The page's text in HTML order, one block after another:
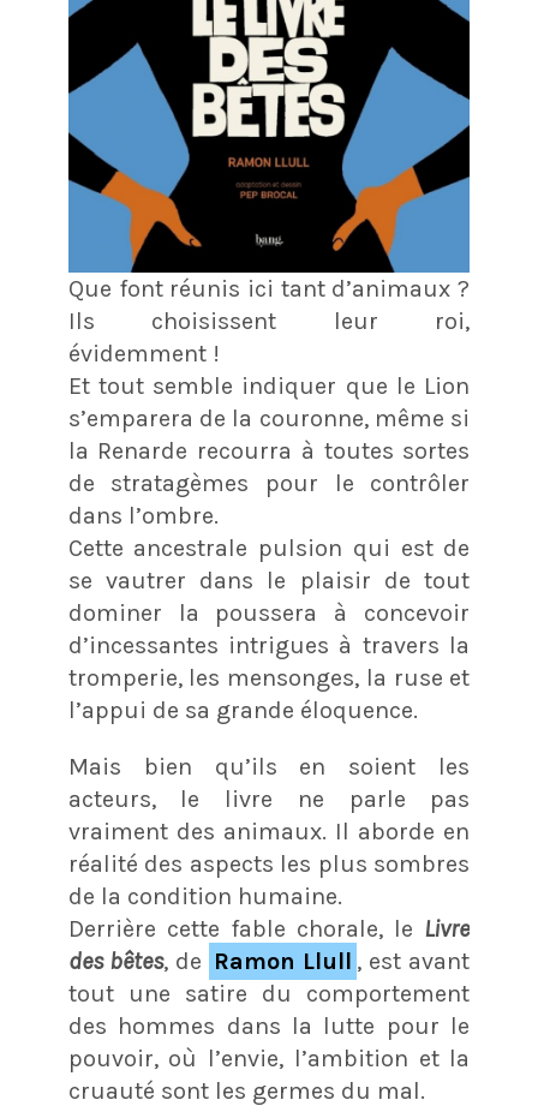
Que font réunis ici tant d’animaux ?
Ils choisissent leur roi,
évidemment !
Et tout semble indiquer que le Lion
s’emparera de la couronne, même si
la Renarde recourra à toutes sortes
de stratagèmes pour le contrôler
dans l’ombre.
Cette ancestrale pulsion qui est de
se vautrer dans le plaisir de tout
dominer la poussera à concevoir
d’incessantes intrigues à travers la
tromperie, les mensonges, la ruse et
l’appui de sa grande éloquence.
Mais bien qu’ils en soient les
acteurs, le livre ne parle pas
vraiment des animaux. Il aborde en
réalité des aspects les plus sombres
de la condition humaine.
Derrière cette fable chorale, le Livre
des bêtes, de Ramon Llull , est avant
tout une satire du comportement
des hommes dans la lutte pour le
pouvoir, où l’envie, l’ambition et la
cruauté sont les germes du mal.